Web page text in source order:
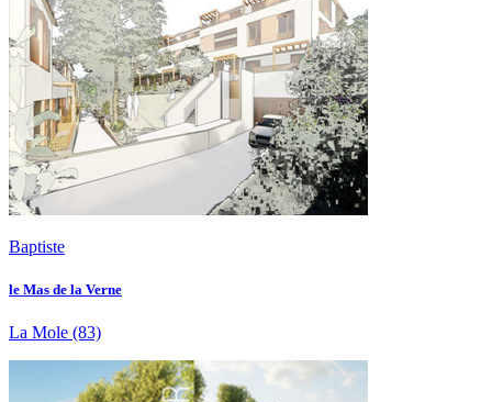
Baptiste
le Mas de la Verne
La Mole (83)